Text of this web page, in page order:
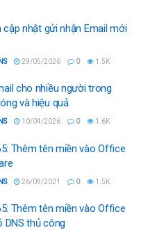
nhật gửi nhận Email mới
29/05/2026 0 1.5K
cho nhiều người trong
và hiệu quả
10/04/2026 0 1.6K
Thêm tên miền vào Office
26/09/2021 0 1.5K
Thêm tên miền vào Office
DNS thủ công